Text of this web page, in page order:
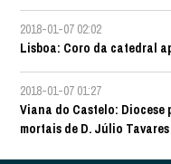
2018-01-07 02:02
Lisboa: Coro da catedral
2018-01-07 01:27
Viana do Castelo:
mortais de D. Júlio Tavares